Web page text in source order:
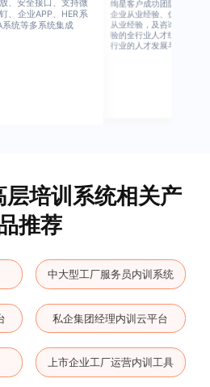
、安全接口、支持微
、企业APP、HER系
系统等多系统集成
绚星客户成功团队，由有多
企业从业经验、优秀培训机
从业经验，及咨询公司从业
验的全行业人才组成，涉猎
行业的人才发展与培养模块
培训系统相关产
推荐
中大型工厂服务员内训系统
私企集团经理内训云平台
上市企业工厂运营内训工具